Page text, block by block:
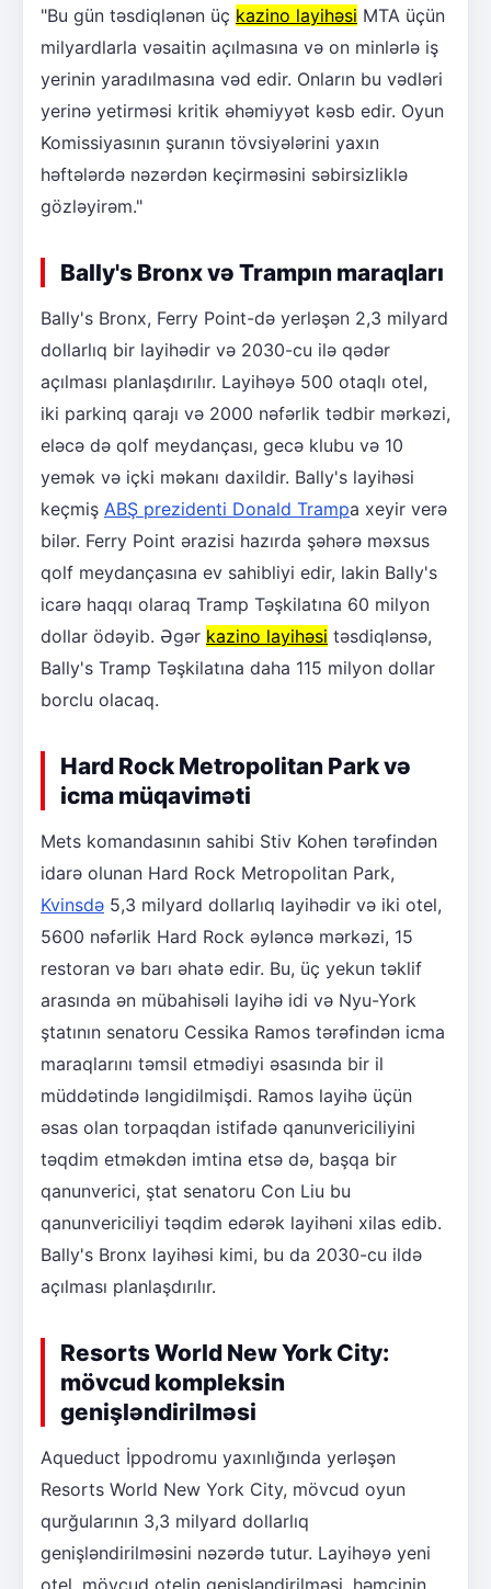
"Bu gün təsdiqlənən üç kazino layihəsi MTA üçün
milyardlarla vəsaitin açılmasına və on minlərlə iş
yerinin yaradılmasına vəd edir. Onların bu vədləri
yerinə yetirməsi kritik əhəmiyyət kəsb edir. Oyun
Komissiyasının şuranın tövsiyələrini yaxın
həftələrdə nəzərdən keçirməsini səbirsizliklə
gözləyirəm."
Bally's Bronx və Trampın maraqları
Bally's Bronx, Ferry Point-də yerləşən 2,3 milyard
dollarlıq bir layihədir və 2030-cu ilə qədər
açılması planlaşdırılır. Layihəyə 500 otaqlı otel,
iki parkinq qarajı və 2000 nəfərlik tədbir mərkəzi,
eləcə də qolf meydançası, gecə klubu və 10
yemək və içki məkanı daxildir. Bally's layihəsi
keçmiş ABŞ prezidenti Donald Trampa xeyir verə
bilər. Ferry Point ərazisi hazırda şəhərə məxsus
qolf meydançasına ev sahibliyi edir, lakin Bally's
icarə haqqı olaraq Tramp Təşkilatına 60 milyon
dollar ödəyib. Əgər kazino layihəsi təsdiqlənsə,
Bally's Tramp Təşkilatına daha 115 milyon dollar
borclu olacaq.
Hard Rock Metropolitan Park və
icma müqaviməti
Mets komandasının sahibi Stiv Kohen tərəfindən
idarə olunan Hard Rock Metropolitan Park,
Kvinsdə 5,3 milyard dollarlıq layihədir və iki otel,
5600 nəfərlik Hard Rock əyləncə mərkəzi, 15
restoran və barı əhatə edir. Bu, üç yekun təklif
arasında ən mübahisəli layihə idi və Nyu-York
ştatının senatoru Cessika Ramos tərəfindən icma
maraqlarını təmsil etmədiyi əsasında bir il
müddətində ləngidilmişdi. Ramos layihə üçün
əsas olan torpaqdan istifadə qanunvericiliyini
təqdim etməkdən imtina etsə də, başqa bir
qanunverici, ştat senatoru Con Liu bu
qanunvericiliyi təqdim edərək layihəni xilas edib.
Bally's Bronx layihəsi kimi, bu da 2030-cu ildə
açılması planlaşdırılır.
Resorts World New York City:
mövcud kompleksin
genişləndirilməsi
Aqueduct İppodromu yaxınlığında yerləşən
Resorts World New York City, mövcud oyun
qurğularının 3,3 milyard dollarlıq
genişləndirilməsini nəzərdə tutur. Layihəyə yeni
otel, mövcud otelin genişləndirilməsi, həmçinin